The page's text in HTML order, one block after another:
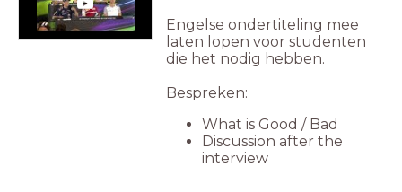
Engelse ondertiteling mee
laten lopen voor studenten
die het nodig hebben.
Bespreken:
What is Good / Bad
Discussion after the
interview